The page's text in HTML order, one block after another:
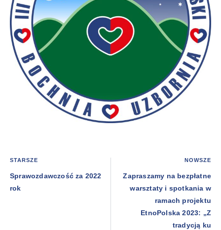
STARSZE
Sprawozdawczość za 2022
rok
NOWSZE
Zapraszamy na bezpłatne
warsztaty i spotkania w
ramach projektu
EtnoPolska 2023: „Z
tradycją ku